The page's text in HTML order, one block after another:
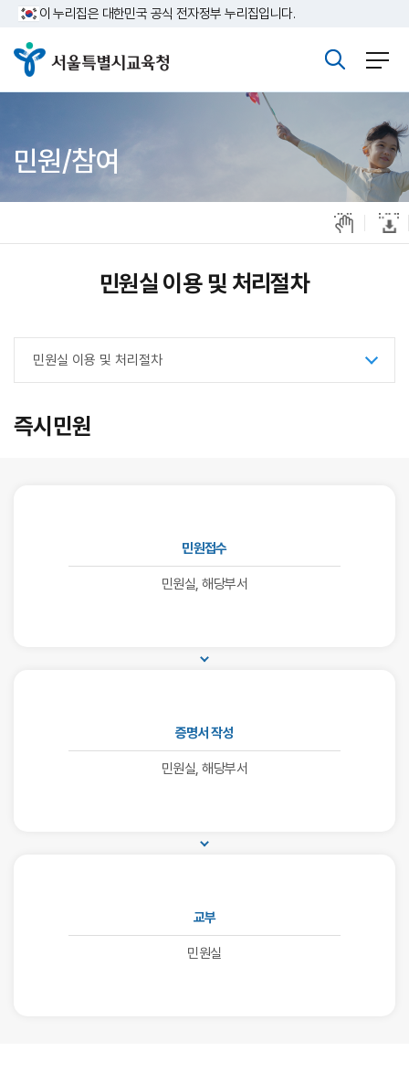
주메뉴바로가기
본문바로가기
이 누리집은 대한민국 공식 전자정부 누리집입니다.
민원/참여
민원실 이용 및 처리절차
민원실 이용 및 처리절차
즉시민원
민원접수
민원실, 해당부서
증명서 작성
민원실, 해당부서
교부
민원실